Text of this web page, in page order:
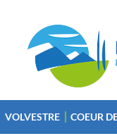
VOLVESTRE COEUR